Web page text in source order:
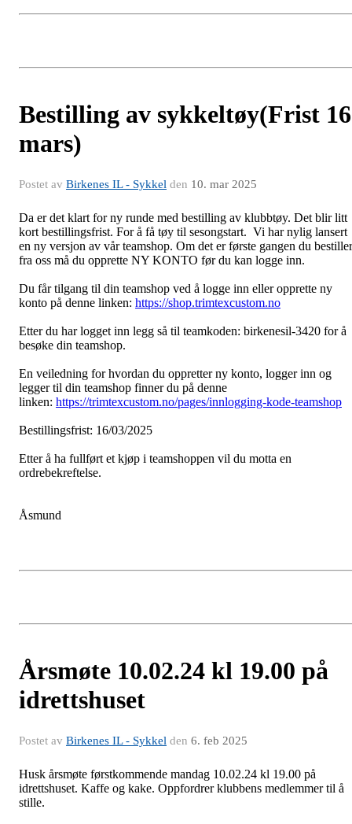
Bestilling av sykkeltøy(Frist 16
mars)
Postet av Birkenes IL - Sykkel den 10. mar 2025
Da er det klart for ny runde med bestilling av klubbtøy. Det blir litt
kort bestillingsfrist. For å få tøy til sesongstart. Vi har nylig lansert
en ny versjon av vår teamshop. Om det er første gangen du bestiller
fra oss må du opprette NY KONTO før du kan logge inn.
Du får tilgang til din teamshop ved å logge inn eller opprette ny
konto på denne linken: https://shop.trimtexcustom.no
Etter du har logget inn legg så til teamkoden: birkenesil-3420 for å
besøke din teamshop.
En veiledning for hvordan du oppretter ny konto, logger inn og
legger til din teamshop finner du på denne
linken: https://trimtexcustom.no/pages/innlogging-kode-teamshop
Bestillingsfrist: 16/03/2025
Etter å ha fullført et kjøp i teamshoppen vil du motta en
ordrebekreftelse.
Åsmund
Årsmøte 10.02.24 kl 19.00 på
idrettshuset
Postet av Birkenes IL - Sykkel den 6. feb 2025
Husk årsmøte førstkommende mandag 10.02.24 kl 19.00 på
idrettshuset. Kaffe og kake. Oppfordrer klubbens medlemmer til å
stille.